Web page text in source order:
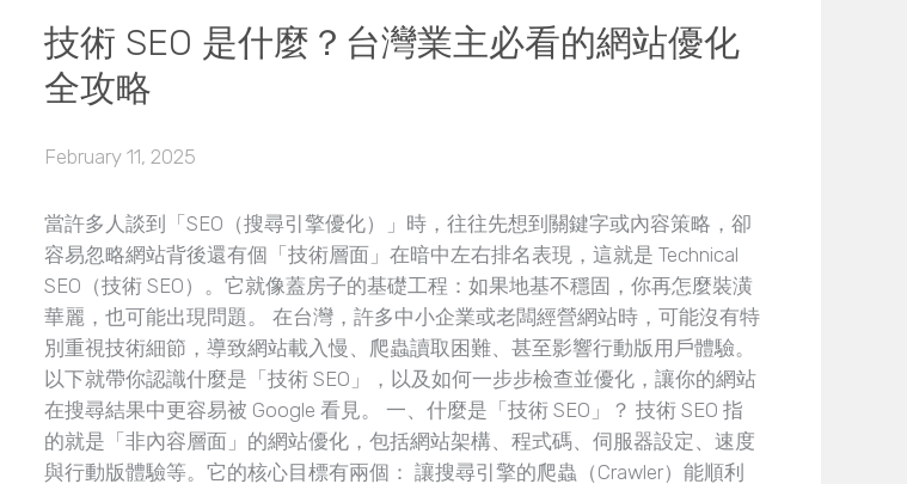
技術 SEO 是什麼？台灣業主必看的網站優化
全攻略
February 11, 2025
當許多人談到「SEO（搜尋引擎優化）」時，往往先想到關鍵字或內容策略，卻
容易忽略網站背後還有個「技術層面」在暗中左右排名表現，這就是 Technical
SEO（技術 SEO）。它就像蓋房子的基礎工程：如果地基不穩固，你再怎麼裝潢
華麗，也可能出現問題。 在台灣，許多中小企業或老闆經營網站時，可能沒有特
別重視技術細節，導致網站載入慢、爬蟲讀取困難、甚至影響行動版用戶體驗。
以下就帶你認識什麼是「技術 SEO」，以及如何一步步檢查並優化，讓你的網站
在搜尋結果中更容易被 Google 看見。 一、什麼是「技術 SEO」？ 技術 SEO 指
的就是「非內容層面」的網站優化，包括網站架構、程式碼、伺服器設定、速度
與行動版體驗等。它的核心目標有兩個： 讓搜尋引擎的爬蟲（Crawler）能順利